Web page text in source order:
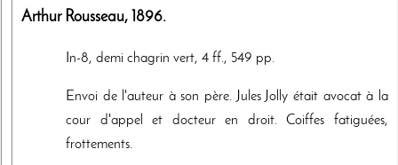
Arthur Rousseau, 1896.
In-8, demi chagrin vert, 4 ff., 549 pp.
Envoi de l'auteur à son père. Jules Jolly était avocat à la
cour d'appel et docteur en droit. Coiffes fatiguées,
frottements.